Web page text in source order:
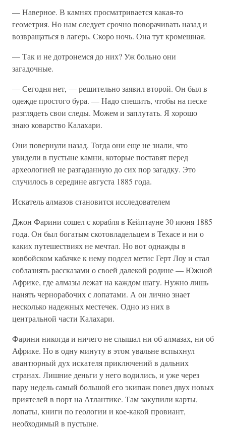
— Наверное. В камнях просматривается какая-то
геометрия. Но нам следует срочно поворачивать назад и
возвращаться в лагерь. Скоро ночь. Она тут кромешная.
— Так и не дотронемся до них? Уж больно они
загадочные.
— Сегодня нет, — решительно заявил второй. Он был в
одежде простого бура. — Надо спешить, чтобы на песке
разглядеть свои следы. Можем и заплутать. Я хорошо
знаю коварство Калахари.
Они повернули назад. Тогда они еще не знали, что
увидели в пустыне камни, которые поставят перед
археологией не разгаданную до сих пор загадку. Это
случилось в середине августа 1885 года.
Искатель алмазов становится исследователем
Джон Фарини сошел с корабля в Кейптауне 30 июня 1885
года. Он был богатым скотовладельцем в Техасе и ни о
каких путешествиях не мечтал. Но вот однажды в
ковбойском кабачке к нему подсел метис Герт Лоу и стал
соблазнять рассказами о своей далекой родине — Южной
Африке, где алмазы лежат на каждом шагу. Нужно лишь
нанять чернорабочих с лопатами. А он лично знает
несколько надежных местечек. Одно из них в
центральной части Калахари.
Фарини никогда и ничего не слышал ни об алмазах, ни об
Африке. Но в одну минуту в этом увальне вспыхнул
авантюрный дух искателя приключений в дальних
странах. Лишние деньги у него водились, и уже через
пару недель самый большой его экипаж повез двух новых
приятелей в порт на Атлантике. Там закупили карты,
лопаты, книги по геологии и кое-какой провиант,
необходимый в пустыне.